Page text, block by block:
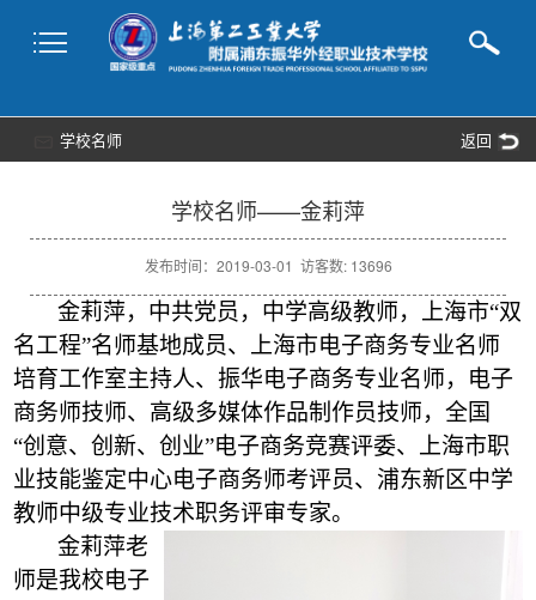
学校名师 返回
学校名师——金莉萍
发布时间：2019-03-01 访客数: 13696
金莉萍，中共党员，中学高级教师，上海市“双
名工程”名师基地成员、上海市电子商务专业名师
培育工作室主持人、振华电子商务专业名师，电子
商务师技师、高级多媒体作品制作员技师，全国
“创意、创新、创业”电子商务竞赛评委、上海市职
业技能鉴定中心电子商务师考评员、浦东新区中学
教师中级专业技术职务评审专家。
金莉萍老
师是我校电子